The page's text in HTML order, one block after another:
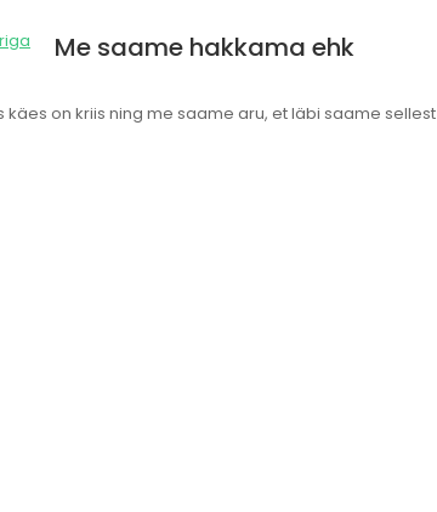
Me saame hakkama ehk
on kriis ning me saame aru, et läbi saame sellest